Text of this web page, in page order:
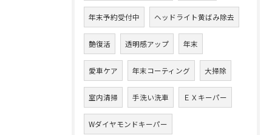
年末予約受付中 ヘッドライト黄ばみ除去
艶復活 透明感アップ 年末
愛車ケア 年末コーティング 大掃除
室内清掃 手洗い洗車 ＥＸキーパー
Wダイヤモンドキーパー